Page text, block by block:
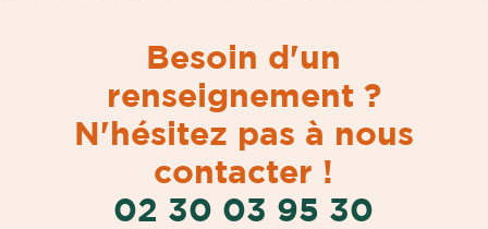
Besoin d'un
renseignement ?
N'hésitez pas à nous
contacter !
02 30 03 95 30